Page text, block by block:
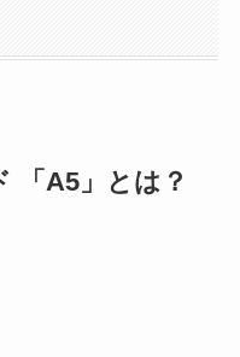
A5」とは？